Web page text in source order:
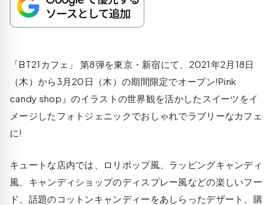
「BT21カフェ」 第8弾を東京・新宿にて、2021年2月18日
（木）から3月20日（木）の期間限定でオープン!Pink
candy shop』のイラストの世界観を活かしたスイーツをイ
メージしたフォトジェニックでおしゃれでラブリーなカフェ
に!
キュートな店内では、ロリポップ風、ラッピングキャンディ
風、キャンディショップのディスプレー風などの楽しいフー
ド、話題のコットンキャンディーをあしらったデザート、購